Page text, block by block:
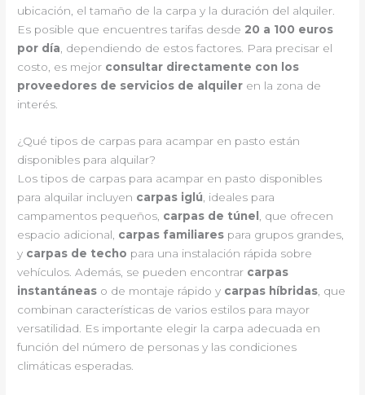
ubicación, el tamaño de la carpa y la duración del alquiler.
Es posible que encuentres tarifas desde 20 a 100 euros
por día, dependiendo de estos factores. Para precisar el
costo, es mejor consultar directamente con los
proveedores de servicios de alquiler en la zona de
interés.
¿Qué tipos de carpas para acampar en pasto están
disponibles para alquilar?
Los tipos de carpas para acampar en pasto disponibles
para alquilar incluyen carpas iglú , ideales para
campamentos pequeños, carpas de túnel
, que ofrecen
espacio adicional, carpas familiares para grupos grandes,
y carpas de techo para una instalación rápida sobre
vehículos. Además, se pueden encontrar carpas
instantáneas o de montaje rápido y carpas híbridas , que
combinan características de varios estilos para mayor
versatilidad. Es importante elegir la carpa adecuada en
función del número de personas y las condiciones
climáticas esperadas.